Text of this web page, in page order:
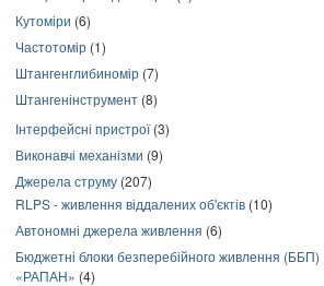
Кутоміри (6)
Частотомір (1)
Штангенглибиномір (7)
Штангенінструмент (8)
Інтерфейсні пристрої(3)
Виконавчі механізми (9)
Джерела струму (207)
RLPS - живлення віддалених об'єктів (10)
Автономні джерела живлення (6)
Бюджетні блоки безперебійного живлення (ББП)
«РАПАН» (4)